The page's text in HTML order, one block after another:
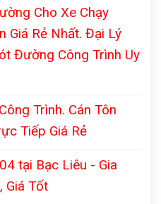
Cho Xe Chạy
Giá Rẻ Nhất. Đại Lý
Đường Công Trình Uy
Trình. Cán Tôn
Tiếp Giá Rẻ
tại Bạc Liêu - Gia
Giá Tốt